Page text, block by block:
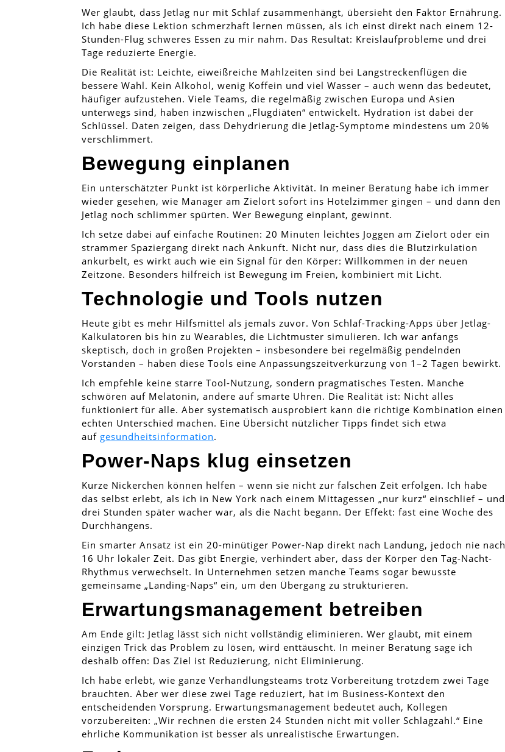
Wer glaubt, dass Jetlag nur mit Schlaf zusammenhängt, übersieht den Faktor Ernährung.
Ich habe diese Lektion schmerzhaft lernen müssen, als ich einst direkt nach einem 12-
Stunden-Flug schweres Essen zu mir nahm. Das Resultat: Kreislaufprobleme und drei
Tage reduzierte Energie.
Die Realität ist: Leichte, eiweißreiche Mahlzeiten sind bei Langstreckenflügen die
bessere Wahl. Kein Alkohol, wenig Koffein und viel Wasser – auch wenn das bedeutet,
häufiger aufzustehen. Viele Teams, die regelmäßig zwischen Europa und Asien
unterwegs sind, haben inzwischen „Flugdiäten“ entwickelt. Hydration ist dabei der
Schlüssel. Daten zeigen, dass Dehydrierung die Jetlag-Symptome mindestens um 20%
verschlimmert.
Bewegung einplanen
Ein unterschätzter Punkt ist körperliche Aktivität. In meiner Beratung habe ich immer
wieder gesehen, wie Manager am Zielort sofort ins Hotelzimmer gingen – und dann den
Jetlag noch schlimmer spürten. Wer Bewegung einplant, gewinnt.
Ich setze dabei auf einfache Routinen: 20 Minuten leichtes Joggen am Zielort oder ein
strammer Spaziergang direkt nach Ankunft. Nicht nur, dass dies die Blutzirkulation
ankurbelt, es wirkt auch wie ein Signal für den Körper: Willkommen in der neuen
Zeitzone. Besonders hilfreich ist Bewegung im Freien, kombiniert mit Licht.
Technologie und Tools nutzen
Heute gibt es mehr Hilfsmittel als jemals zuvor. Von Schlaf-Tracking-Apps über Jetlag-
Kalkulatoren bis hin zu Wearables, die Lichtmuster simulieren. Ich war anfangs
skeptisch, doch in großen Projekten – insbesondere bei regelmäßig pendelnden
Vorständen – haben diese Tools eine Anpassungszeitverkürzung von 1–2 Tagen bewirkt.
Ich empfehle keine starre Tool-Nutzung, sondern pragmatisches Testen. Manche
schwören auf Melatonin, andere auf smarte Uhren. Die Realität ist: Nicht alles
funktioniert für alle. Aber systematisch ausprobiert kann die richtige Kombination einen
echten Unterschied machen. Eine Übersicht nützlicher Tipps findet sich etwa
auf gesundheitsinformation.
Power-Naps klug einsetzen
Kurze Nickerchen können helfen – wenn sie nicht zur falschen Zeit erfolgen. Ich habe
das selbst erlebt, als ich in New York nach einem Mittagessen „nur kurz“ einschlief – und
drei Stunden später wacher war, als die Nacht begann. Der Effekt: fast eine Woche des
Durchhängens.
Ein smarter Ansatz ist ein 20-minütiger Power-Nap direkt nach Landung, jedoch nie nach
16 Uhr lokaler Zeit. Das gibt Energie, verhindert aber, dass der Körper den Tag-Nacht-
Rhythmus verwechselt. In Unternehmen setzen manche Teams sogar bewusste
gemeinsame „Landing-Naps“ ein, um den Übergang zu strukturieren.
Erwartungsmanagement betreiben
Am Ende gilt: Jetlag lässt sich nicht vollständig eliminieren. Wer glaubt, mit einem
einzigen Trick das Problem zu lösen, wird enttäuscht. In meiner Beratung sage ich
deshalb offen: Das Ziel ist Reduzierung, nicht Eliminierung.
Ich habe erlebt, wie ganze Verhandlungsteams trotz Vorbereitung trotzdem zwei Tage
brauchten. Aber wer diese zwei Tage reduziert, hat im Business-Kontext den
entscheidenden Vorsprung. Erwartungsmanagement bedeutet auch, Kollegen
vorzubereiten: „Wir rechnen die ersten 24 Stunden nicht mit voller Schlagzahl.“ Eine
ehrliche Kommunikation ist besser als unrealistische Erwartungen.